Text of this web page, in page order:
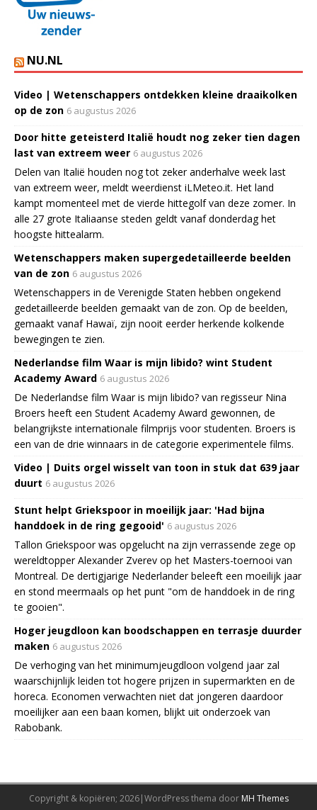
NU.NL
Video | Wetenschappers ontdekken kleine draaikolken
op de zon 6 augustus 2026
Door hitte geteisterd Italië houdt nog zeker tien dagen
last van extreem weer 6 augustus 2026
Delen van Italië houden nog tot zeker anderhalve week last
van extreem weer, meldt weerdienst iLMeteo.it. Het land
kampt momenteel met de vierde hittegolf van deze zomer. In
alle 27 grote Italiaanse steden geldt vanaf donderdag het
hoogste hittealarm.
Wetenschappers maken supergedetailleerde beelden
van de zon 6 augustus 2026
Wetenschappers in de Verenigde Staten hebben ongekend
gedetailleerde beelden gemaakt van de zon. Op de beelden,
gemaakt vanaf Hawaï, zijn nooit eerder herkende kolkende
bewegingen te zien.
Nederlandse film Waar is mijn libido? wint Student
Academy Award 6 augustus 2026
De Nederlandse film Waar is mijn libido? van regisseur Nina
Broers heeft een Student Academy Award gewonnen, de
belangrijkste internationale filmprijs voor studenten. Broers is
een van de drie winnaars in de categorie experimentele films.
Video | Duits orgel wisselt van toon in stuk dat 639 jaar
duurt 6 augustus 2026
Stunt helpt Griekspoor in moeilijk jaar: 'Had bijna
handdoek in de ring gegooid' 6 augustus 2026
Tallon Griekspoor was opgelucht na zijn verrassende zege op
wereldtopper Alexander Zverev op het Masters-toernooi van
Montreal. De dertigjarige Nederlander beleeft een moeilijk jaar
en stond meermaals op het punt "om de handdoek in de ring
te gooien".
Hoger jeugdloon kan boodschappen en terrasje duurder
maken 6 augustus 2026
De verhoging van het minimumjeugdloon volgend jaar zal
waarschijnlijk leiden tot hogere prijzen in supermarkten en de
horeca. Economen verwachten niet dat jongeren daardoor
moeilijker aan een baan komen, blijkt uit onderzoek van
Rabobank.
Copyright & kopiëren; 2026|WordPress thema door MH Themes